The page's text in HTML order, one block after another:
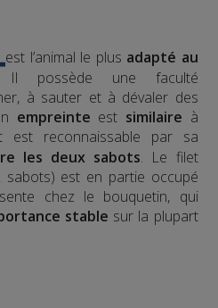
est l’animal le plus adapté au
possède une faculté
à sauter et à dévaler des
empreinte est similaire à
est reconnaissable par sa
les deux sabots. Le filet
sabots) est en partie occupé
chez le bouquetin, qui
stable sur la plupart